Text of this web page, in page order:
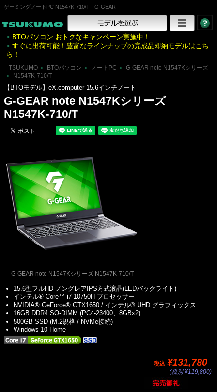
ゲーミングノートPC N1547K-710/T - G-GEAR
> BTOパソコン おトクなキャンペーン実施中！
> すぐに出荷可能！豊富なラインナップの完成品即納モデルはこち
ら！
TSUKUMO > BTOパソコン > ノートPC > G-GEAR note N1547Kシリーズ
> N1547K-710/T
【BTOモデル】eX.computer 15.6インチノート
G-GEAR note N1547Kシリーズ
N1547K-710/T
G-GEAR note N1547Kシリーズ N1547K-710/T
15.6型フルHD ノングレアIPS方式液晶(LEDバックライト)
インテル® Core™ i7-10750H プロセッサー
NVIDIA® GeForce® GTX1650 / インテル® UHD グラフィックス
16GB DDR4 SO-DIMM (PC4-23400、8GBx2)
500GB SSD (M.2規格 / NVMe接続)
Windows 10 Home
税込 ¥131,780
(税別 ¥119,800)